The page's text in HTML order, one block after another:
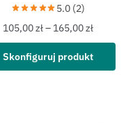
5.0 (2)
105,00zł– 165,00zł
Skonfiguruj produkt